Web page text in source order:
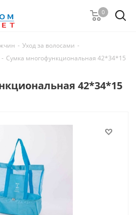
0
- Уход за волосами -
- Сумка многофункциональная 42*34*15
42*34*15